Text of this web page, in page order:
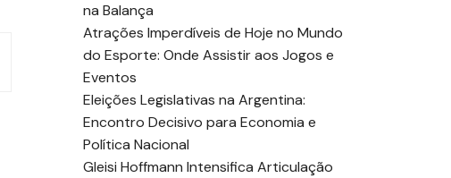
na Balança
Atrações Imperdíveis de Hoje no Mundo
do Esporte: Onde Assistir aos Jogos e
Eventos
Eleições Legislativas na Argentina:
Encontro Decisivo para Economia e
Política Nacional
Gleisi Hoffmann Intensifica Articulação